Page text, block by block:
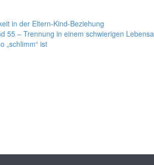
in der Eltern-Kind-Beziehung
55 – Trennung in einem schwierigen
„schlimm“ ist